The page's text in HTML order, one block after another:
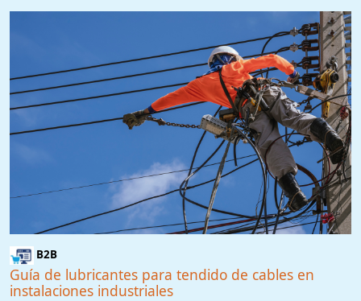
B2B
Guía de lubricantes para tendido de cables en
instalaciones industriales